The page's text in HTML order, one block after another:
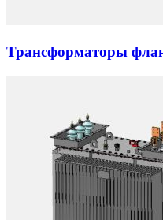
Трансформаторы